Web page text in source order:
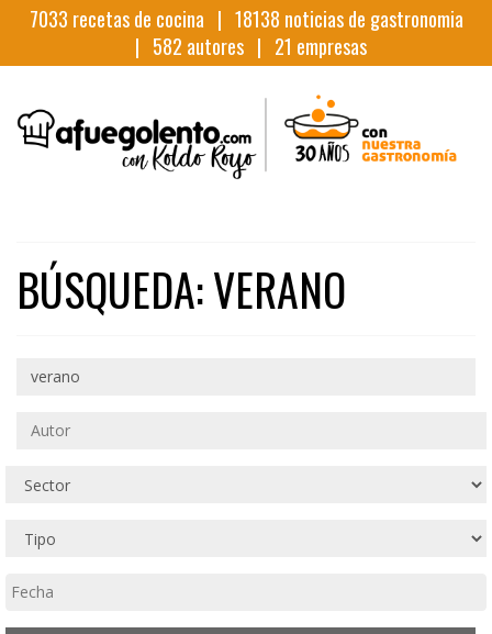
7033 recetas de cocina | 18138 noticias de gastronomia
| 582 autores | 21 empresas
BÚSQUEDA: VERANO